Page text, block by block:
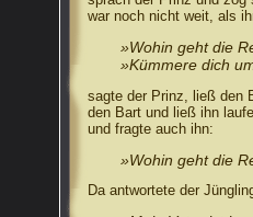
war noch nicht weit, als
»Wohin geht die
»Kümmere dich
sagte der Prinz, ließ den
den Bart und ließ ihn
und fragte auch ihn:
»Wohin geht die
Da antwortete der